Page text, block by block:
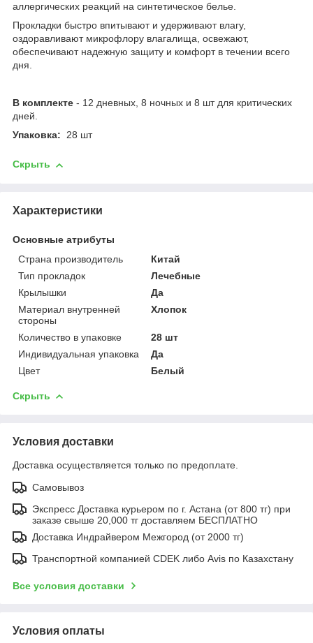
аллергических реакций на синтетическое белье.
Прокладки быстро впитывают и удерживают влагу,
оздоравливают микрофлору влагалища, освежают,
обеспечивают надежную защиту и комфорт в течении всего
дня.
В комплекте - 12 дневных, 8 ночных и 8 шт для критических
дней.
Упаковка: 28 шт
Скрыть
Характеристики
Основные атрибуты
Страна производитель
Китай
Тип прокладок
Лечебные
Крылышки
Да
Материал внутренней
стороны
Хлопок
Количество в упаковке
28 шт
Индивидуальная упаковка
Да
Цвет
Белый
Скрыть
Условия доставки
Доставка осуществляется только по предоплате.
Самовывоз
Экспресс Доставка курьером по г. Астана (от 800 тг) при
заказе свыше 20,000 тг доставляем БЕСПЛАТНО
Доставка Индрайвером Межгород (от 2000 тг)
Транспортной компанией CDEK либо Avis по Казахстану
Все условия доставки
Условия оплаты